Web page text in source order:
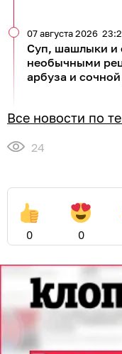
Суп, шашлыки и
необычными
арбуза и
07 августа 2026
Все новости по
24
0 0